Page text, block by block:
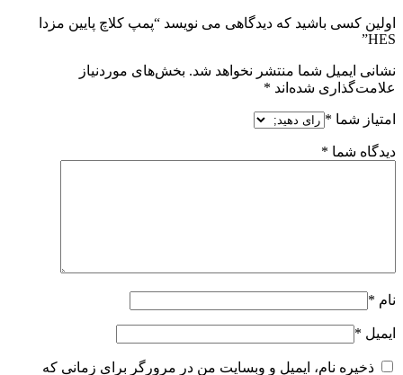
اولین کسی باشید که دیدگاهی می نویسد “پمپ کلاچ پایین مزدا
HES”
نشانی ایمیل شما منتشر نخواهد شد. بخش‌های موردنیاز
علامت‌گذاری شده‌اند *
امتیاز شما *
دیدگاه شما *
نام *
ایمیل *
ذخیره نام، ایمیل و وبسایت من در مرورگر برای زمانی که